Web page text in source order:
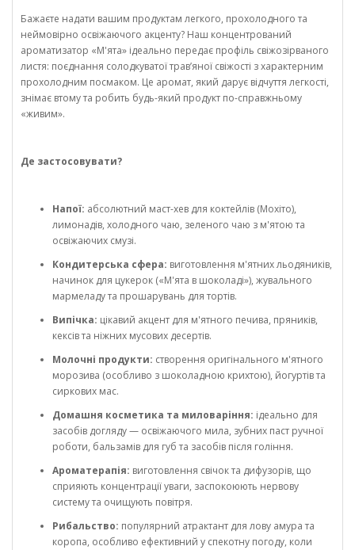
Бажаєте надати вашим продуктам легкого, прохолодного та
неймовірно освіжаючого акценту? Наш концентрований
ароматизатор «М'ята» ідеально передає профіль свіжозірваного
листя: поєднання солодкуватої трав’яної свіжості з характерним
прохолодним посмаком. Це аромат, який дарує відчуття легкості,
знімає втому та робить будь-який продукт по-справжньому
«живим».
Де застосовувати?
Напої: абсолютний маст-хев для коктейлів (Мохіто),
лимонадів, холодного чаю, зеленого чаю з м'ятою та
освіжаючих смузі.
Кондитерська сфера: виготовлення м'ятних льодяників,
начинок для цукерок («М'ята в шоколаді»), жувального
мармеладу та прошарувань для тортів.
Випічка: цікавий акцент для м'ятного печива, пряників,
кексів та ніжних мусових десертів.
Молочні продукти: створення оригінального м'ятного
морозива (особливо з шоколадною крихтою), йогуртів та
сиркових мас.
Домашня косметика та миловаріння: ідеально для
засобів догляду — освіжаючого мила, зубних паст ручної
роботи, бальзамів для губ та засобів після гоління.
Ароматерапія: виготовлення свічок та дифузорів, що
сприяють концентрації уваги, заспокоюють нервову
систему та очищують повітря.
Рибальство: популярний атрактант для лову амура та
коропа, особливо ефективний у спекотну погоду, коли